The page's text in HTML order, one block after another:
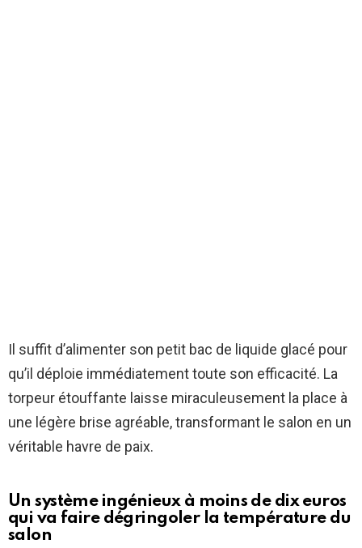
Il suffit d’alimenter son petit bac de liquide glacé pour
qu’il déploie immédiatement toute son efficacité. La
torpeur étouffante laisse miraculeusement la place à
une légère brise agréable, transformant le salon en un
véritable havre de paix.
Un système ingénieux à moins de dix euros
qui va faire dégringoler la température du
salon